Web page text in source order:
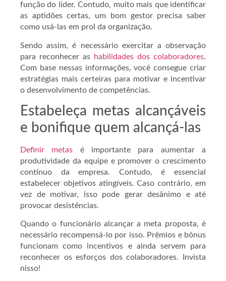
função do líder. Contudo, muito mais que identificar
as aptidões certas, um bom gestor precisa saber
como usá-las em prol da organização.
Sendo assim, é necessário exercitar a observação
para reconhecer as habilidades dos colaboradores.
Com base nessas informações, você consegue criar
estratégias mais certeiras para motivar e incentivar
o desenvolvimento de competências.
Estabeleça metas alcançáveis
e bonifique quem alcançá-las
Definir metas é importante para aumentar a
produtividade da equipe e promover o crescimento
contínuo da empresa. Contudo, é essencial
estabelecer objetivos atingíveis. Caso contrário, em
vez de motivar, isso pode gerar desânimo e até
provocar desistências.
Quando o funcionário alcançar a meta proposta, é
necessário recompensá-lo por isso. Prêmios e bônus
funcionam como incentivos e ainda servem para
reconhecer os esforços dos colaboradores. Invista
nisso!